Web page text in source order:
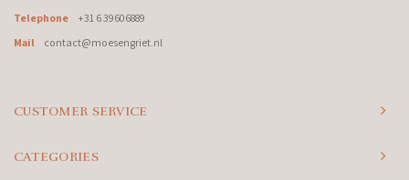
Telephone
+31 6 39606889
Mail
contact@moesengriet.nl
CUSTOMER SERVICE
CATEGORIES